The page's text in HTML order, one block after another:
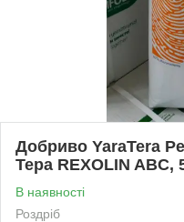
Добриво YaraTera
Тера REXOLIN ABC,
В наявності
Роздріб